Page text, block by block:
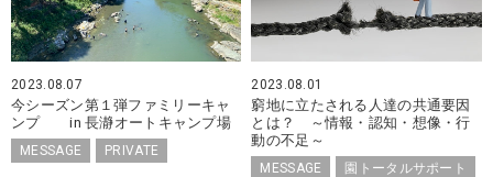
2023.08.07
今シーズン第１弾ファミリーキャ
ンプ in 長瀞オートキャンプ場
MESSAGE PRIVATE
2023.08.01
窮地に立たされる人達の共通要因
とは？ ～情報・認知・想像・行
動の不足～
MESSAGE
園トータルサポート